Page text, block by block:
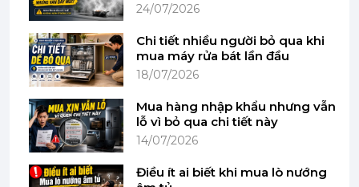
Điều chỉnh tốc độ linh hoạt – 12 cấp độ dành riêng
cho từng loại thực phẩm
Một trong những điểm nổi bật khác là tính năng
điều chỉnh tốc độ 12 mức ngay trên tay cầm, giúp
người dùng dễ dàng kiểm soát từng công đoạn.
Bạn có thể xay từ nước sốt mềm mịn đến hỗn hợp
24/07/2026
Chi tiết nhiều người bỏ qua khi
mua máy rửa bát lần đầu
18/07/2026
Mua hàng nhập khẩu nhưng vẫn
lỗ vì bỏ qua chi tiết này
14/07/2026
Điều ít ai biết khi mua lò nướng